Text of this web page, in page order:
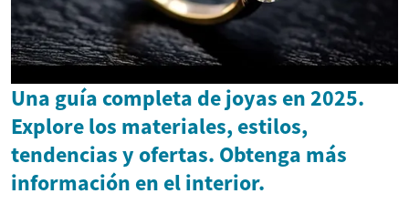
Una guía completa de joyas en 2025.
Explore los materiales, estilos,
tendencias y ofertas. Obtenga más
información en el interior.